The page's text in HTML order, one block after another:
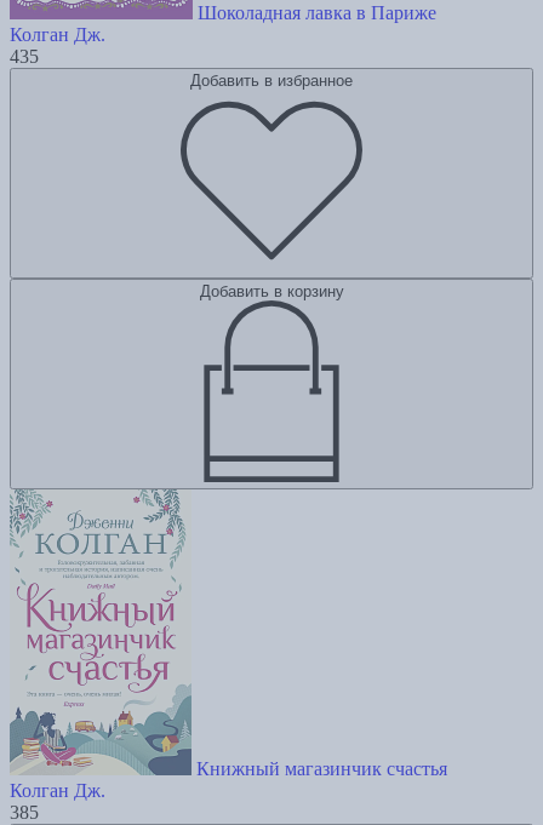
Шоколадная лавка в Париже
Колган Дж.
435
Добавить в избранное
Добавить в корзину
Книжный магазинчик счастья
Колган Дж.
385